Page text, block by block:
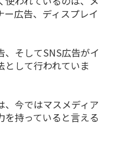
広告、ディスプレイ
、そしてSNS広告がイ
として行われていま
、今ではマスメディア
を持っていると言える